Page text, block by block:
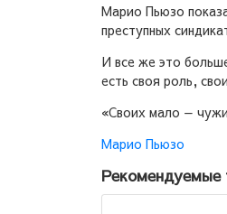
Марио Пьюзо
преступных
И все же это
есть своя роль,
«Своих мало —
Марио Пьюзо
Рекомендуемые